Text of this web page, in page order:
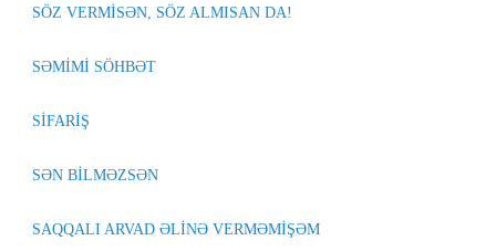
SÖZ VERMİSƏN, SÖZ ALMISAN DA!
SƏMİMİ SÖHBƏT
SİFARİŞ
SƏN BİLMƏZSƏN
SAQQALI ARVAD ƏLİNƏ VERMƏMİŞƏM